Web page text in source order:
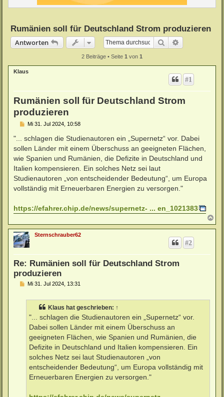
Rumänien soll für Deutschland Strom produzieren
Antworten
Suche
2 Beiträge • Seite 1 von 1
Klaus
Rumänien soll für Deutschland Strom
produzieren
#1
B
i
t
r
a
g
Mi 31. Jul 2024, 10:58
"... schlagen die Studienautoren ein „Supernetz“ vor. Dabei
sollen Länder mit einem Überschuss an geeigneten Flächen,
wie Spanien und Rumänien, die Defizite in Deutschland und
Italien kompensieren. Ein solches Netz sei laut
Studienautoren „von entscheidender Bedeutung“, um Europa
vollständig mit Erneuerbaren Energien zu versorgen."
https://efahrer.chip.de/news/supernetz- ... en_1021383
a
c
Sternschrauber62
Re: Rumänien soll für Deutschland Strom
produzieren
#2
BMi 31. Jul 2024, 13:31
Klaus hat geschrieben: ↑
"... schlagen die Studienautoren ein „Supernetz“ vor.
Dabei sollen Länder mit einem Überschuss an
geeigneten Flächen, wie Spanien und Rumänien, die
Defizite in Deutschland und Italien kompensieren. Ein
solches Netz sei laut Studienautoren „von
entscheidender Bedeutung“, um Europa vollständig mit
Erneuerbaren Energien zu versorgen."